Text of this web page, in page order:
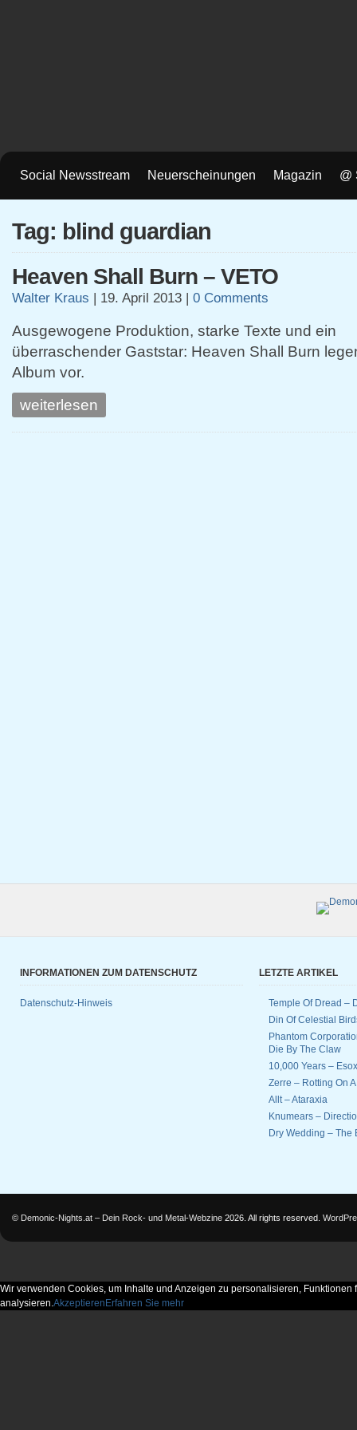
Social Newsstream Neuerscheinungen Magazin @
Tag: blind guardian
Heaven Shall Burn – VETO
Walter Kraus | 19. April 2013 | 0 Comments
Ausgewogene Produktion, starke Texte und ein
überraschender Gaststar: Heaven Shall Burn
Album vor.
weiterlesen
INFORMATIONEN ZUM DATENSCHUTZ
Datenschutz-Hinweis
LETZTE ARTIKEL
Temple Of Dread –
Din Of Celestial
Phantom
Die By The Claw
10,000 Years –
Zerre – Rotting On
Allt – Ataraxia
Knumears –
Dry Wedding – The
© Demonic-Nights.at – Dein Rock- und Metal-Webzine 2026. All rights reserved.
Wir verwenden Cookies, um Inhalte und Anzeigen zu personalisieren,
analysieren.Akzeptieren Erfahren Sie mehr